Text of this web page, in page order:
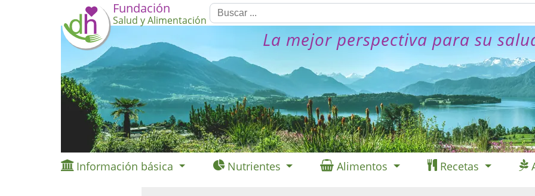
Fundación
Salud y Alimentación
La mejor perspectiva para su
Información básica Nutrientes Alimentos Recetas